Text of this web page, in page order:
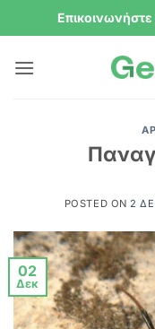
Μετάβαση
στο
POSTED ON 2
02
Δεκ